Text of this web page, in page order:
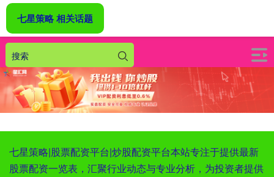
七星策略|股票配资平台|炒股配资平台本站专注于提供最新
股票配资一览表，汇聚行业动态与专业分析，为投资者提供
七星策略 相关话题